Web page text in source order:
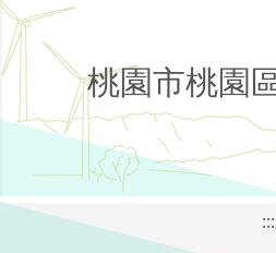
桃園市桃園
:::